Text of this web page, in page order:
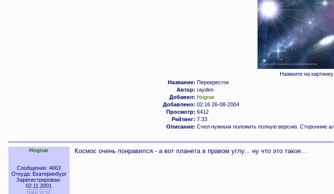
Нажмите на
Название: Перекресток
Автор: rayden
Добавил: Hognar
Добавлено: 02:16 26-08-2004
Просмотр: 6412
Рейтинг: 7.33
Описание: Счел нужным положить полную версию. Сторонние
Hognar
Сообщения: 4663
Откуда: Екатеринбург
Зарегистрирован:
02.11.2001
Космос очень понравился - а вот планета в правом углу... ну что это такое...